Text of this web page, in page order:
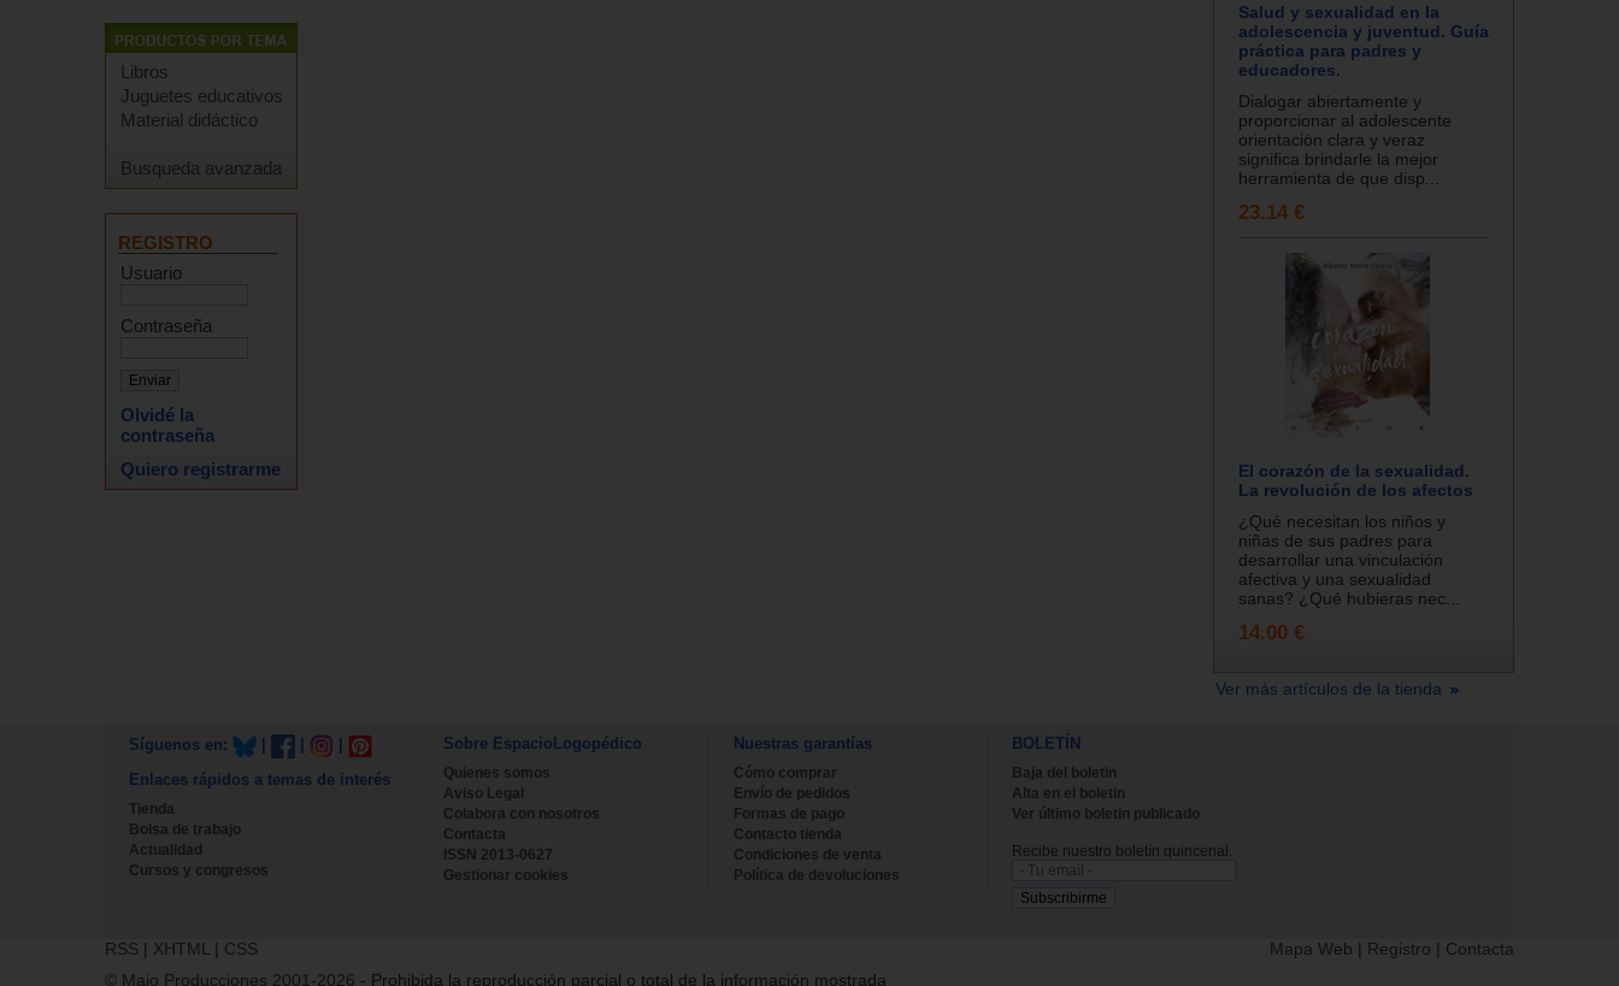
Libros
Juguetes educativos
Material didáctico
Busqueda avanzada
REGISTRO
Usuario
Contraseña
Olvidé la
contraseña
Quiero registrarme
Salud y sexualidad en la
adolescencia y juventud. Guía
práctica para padres y
educadores.
Dialogar abiertamente y
proporcionar al adolescente
orientación clara y veraz
significa brindarle la mejor
herramienta de que disp...
23.14 €
El corazón de la sexualidad.
La revolución de los afectos
¿Qué necesitan los niños y
niñas de sus padres para
desarrollar una vinculación
afectiva y una sexualidad
sanas? ¿Qué hubieras nec...
14.00 €
Ver más artículos de la tienda
Síguenos en:
Enlaces rápidos a temas de interés
Tienda
Bolsa de trabajo
Actualidad
Cursos y congresos
Sobre EspacioLogopédico
Quienes somos
Aviso Legal
Colabora con nosotros
Contacta
ISSN 2013-0627
Gestionar cookies
Nuestras garantías
Cómo comprar
Envío de pedidos
Formas de pago
Contacto tienda
Condiciones de venta
Política de devoluciones
BOLETÍN
Baja del boletin
Alta en el boletin
Ver último boletin publicado
Recibe nuestro boletín quincenal.
RSS | XHTML | CSS Mapa Web | Registro | Contacta
© Majo Producciones 2001-2026 - Prohibida la reproducción parcial o total de la información mostrada